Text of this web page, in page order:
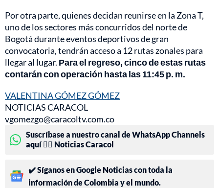
Por otra parte, quienes decidan reunirse en la Zona T,
uno de los sectores más concurridos del norte de
Bogotá durante eventos deportivos de gran
convocatoria, tendrán acceso a 12 rutas zonales para
llegar al lugar. Para el regreso, cinco de estas rutas
contarán con operación hasta las 11:45 p. m.
VALENTINA GÓMEZ GÓMEZ
NOTICIAS CARACOL
vgomezgo@caracoltv.com.co
Suscríbase a nuestro canal de WhatsApp Channels
aquí 👉🏻 Noticias Caracol
✔️ Síganos en Google Noticias con toda la
información de Colombia y el mundo.